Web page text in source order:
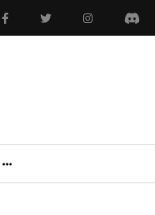
FacebookTwitter Instagram